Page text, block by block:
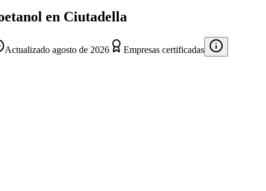
en Ciutadella
Actualizado agosto de 2026 Empresas certificadas